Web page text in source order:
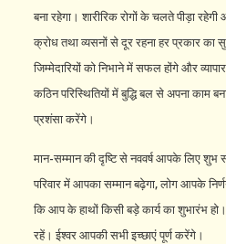
बना रहेगा। शारीरिक रोगों के चलते पीड़ा रहेगी
क्रोध तथा व्यसनों से दूर रहना हर प्रकार का
जिम्मेदारियों को निभाने में सफल होंगे और
कठिन परिस्थितियों में बुद्धि बल से अपना काम
प्रशंसा करेंगे।
मान-सम्मान की दृष्टि से नववर्ष आपके लिए
परिवार में आपका सम्मान बढ़ेगा, लोग आपके
कि आप के हाथों किसी बड़े कार्य का शुभारंभ
रहें। ईश्वर आपकी सभी इच्छाएं पूर्ण करेंगे।